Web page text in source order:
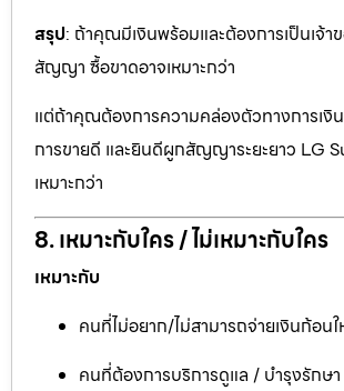
สรุป: ถ้าคุณมีเงินพร้อมและต้องการเป็นเจ้า
สัญญา ซื้อขาดอาจเหมาะกว่า
แต่ถ้าคุณต้องการความคล่องตัวทางการเงิ
การขายดี และยินดีผูกสัญญาระยะยาว LG
เหมาะกว่า
8. เหมาะกับใคร / ไม่เหมาะกับใคร
เหมาะกับ
คนที่ไม่อยาก/ไม่สามารถจ่ายเงินก้อ
คนที่ต้องการบริการดูแล / บำรุงรักษา